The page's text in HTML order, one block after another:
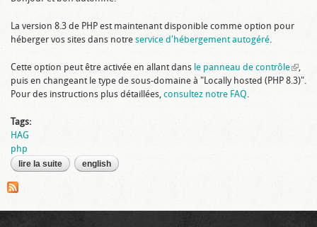
La version 8.3 de PHP est maintenant disponible comme option pour
héberger vos sites dans notre service d'hébergement autogéré.
Cette option peut être activée en allant dans le panneau de contrôle(link is
,
puis en changeant le type de sous-domaine à "Locally hosted (PHP 8.3)".
Pour des instructions plus détaillées, consultez notre FAQ.
Tags:
HAG
php
lire la suite de nouveauté : php 8.3!
english